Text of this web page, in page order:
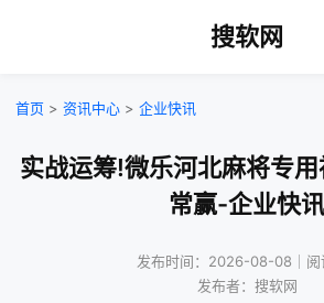
搜软网
首页 > 资讯中心 > 企业快讯
实战运筹!微乐河北麻将专
常赢-企业快讯
发布时间：2026-08-08｜阅
发布者：搜软网